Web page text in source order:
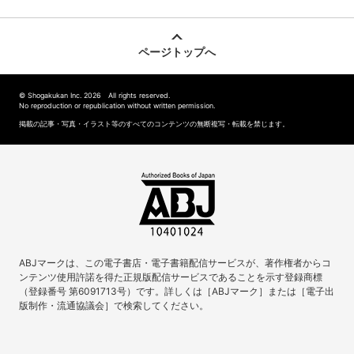
ページトップへ
© Shogakukan Inc. 2026 All rights reserved.
No reproduction or republication without written permission.
掲載の記事・写真・イラスト等のすべてのコンテンツの無断複写・転載を禁じます。
ABJマークは、この電子書店・電子書籍配信サービスが、著作権者からコ
ンテンツ使用許諾を得た正規版配信サービスであることを示す登録商標
（登録番号 第6091713号）です。詳しくは［ABJマーク］または［電子出
版制作・流通協議会］で検索してください。